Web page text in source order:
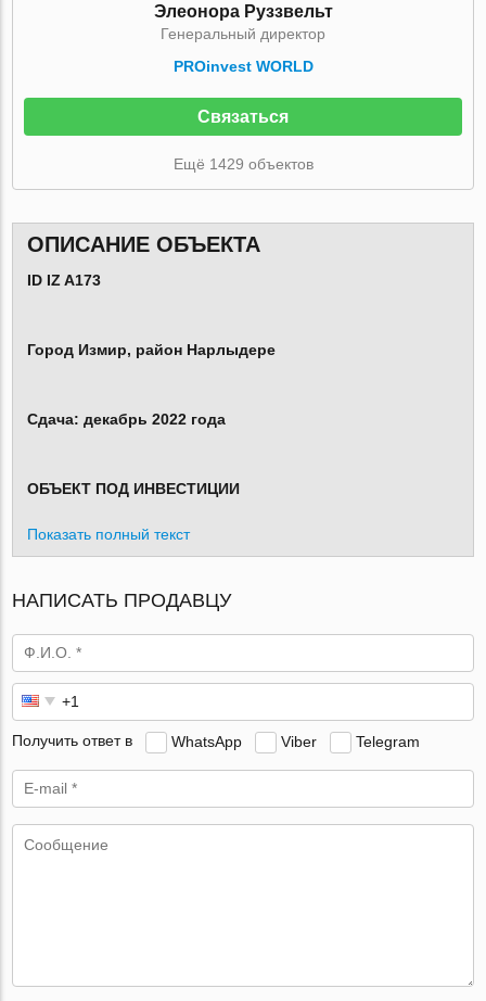
Элеонора Руззвельт
Генеральный директор
PROinvest WORLD
Связаться
Ещё 1429 объектов
ОПИСАНИЕ ОБЪЕКТА
ID IZ A173
Город Измир, район Нарлыдере
Сдача: декабрь 2022 года
ОБЪЕКТ ПОД ИНВЕСТИЦИИ
Показать полный текст
НАПИСАТЬ ПРОДАВЦУ
Получить ответ в WhatsApp Viber Telegram